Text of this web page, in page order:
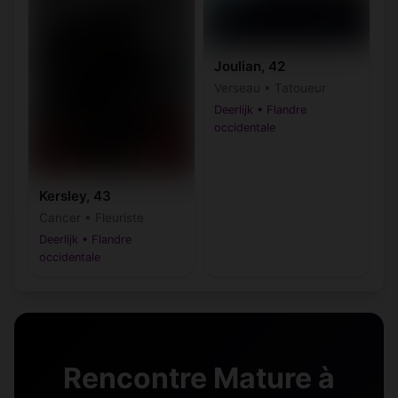
Kersley, 43
Deerlijk • Flandre
occidentale
Joulian, 42
Deerlijk • Flandre
occidentale
Rencontre Mature à